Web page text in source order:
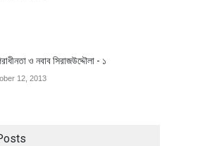
ও নবাব সিরাজউদ্দৌলা - ১
12, 2013